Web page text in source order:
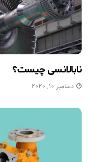
نابالانسی چیست؟
دسامبر 10, 2020